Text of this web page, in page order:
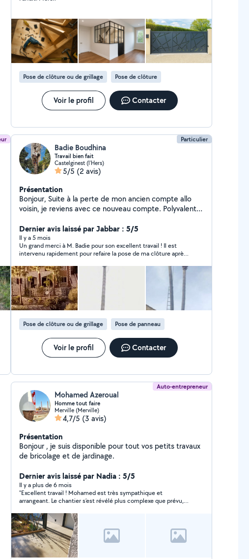
de meubles, tringles, étagères Pose de cadres,
luminaires, TV murale Petites réparations, joints
silicone, etc. Manutention & aide ponctuelle
Déplacement d'objets lourds Aide au déménagement,
montage/démontage mobilier Je suis sérieux, équipé,
et j'aime le travail bien fait. Disponible dans le secteur
Frontonnais et alentours. N'hésitez pas à m'écrire, je
réponds rapidement !
Pose de clôture ou de grillage Pose de clôture
Voir le profil Contacter
Particulier
Badie Boudhina
Travail bien fait
Castelginest (l'Hers)
5/5 (2 avis)
Présentation
Bonjour, Suite à la perte de mon ancien compte allo
voisin, je reviens avec ce nouveau compte. Polyvalent,
rapidement. Je fais de l'élagage, du jardinage et des
petits travaux. Devis et déplacements gratuits. A très
vite. Badie
Dernier avis laissé par Jabbar : 5/5
Il y a 5 mois
Un grand merci à M. Badie pour son excellent travail ! Il est
intervenu rapidement pour refaire la pose de ma clôture après
et solide. Personne sérieuse et Ponctuelle.
Pose de clôture ou de grillage Pose de panneau
Voir le profil Contacter
Auto-entrepreneur
Mohamed Azeroual
Homme tout faire
Merville (Merville)
4,7/5 (3 avis)
Présentation
Bonjour , je suis disponible pour tout vos petits travaux
de bricolage et de jardinage.
Dernier avis laissé par Nadia : 5/5
Il y a plus de 6 mois
"Excellent travail ! Mohamed est très sympathique et
arrangeant. Le chantier s’est révélé plus complexe que prévu,
réalisé un travail de grande qualité et a laissé les lieux
impeccables. Je le recommande vivement